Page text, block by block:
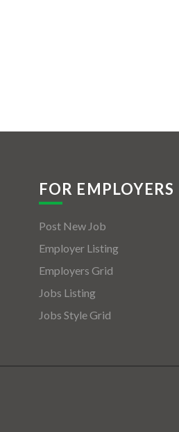
FOR EMPLOYERS
Post New Job
Employer Listing
Employers Grid
Jobs Listing
Jobs Style Grid